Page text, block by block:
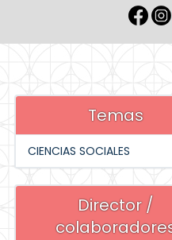
Temas
CIENCIAS SOCIALES
Director /